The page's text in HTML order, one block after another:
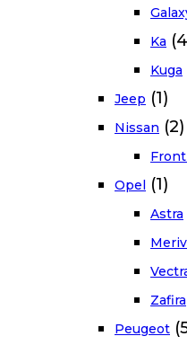
Ka
Kuga
Jeep (1)
Nissan (2)
Opel (1)
Astra
Zafira
Peugeot